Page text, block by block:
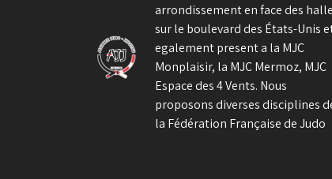
arrondissement en face des
sur le boulevard des États-Unis
egalement present a la MJC
Monplaisir, la MJC Mermoz, MJC
Espace des 4 Vents. Nous
proposons diverses disciplines
la Fédération Française de Judo